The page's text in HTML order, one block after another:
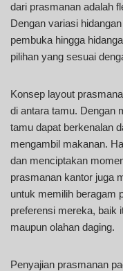
dari prasmanan adalah
Dengan variasi
pembuka hingga
pilihan yang sesuai
Konsep layout
di antara tamu. Dengan
tamu dapat berkenalan
mengambil makanan.
dan menciptakan
prasmanan kantor juga
untuk memilih beragam
preferensi mereka, baik
maupun olahan daging.
Penyajian prasmanan